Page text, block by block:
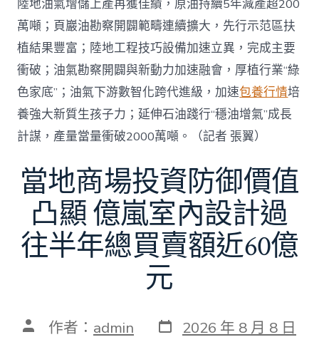
陸地油氣增儲上產再獲佳績，原油持續5年減產超200
萬噸；頁巖油勘察開闢範疇連續擴大，先行示范區扶
植結果豐富；陸地工程技巧設備加速立異，完成主要
衝破；油氣勘察開闢與新動力加速融會，厚植行業“綠
色家底”；油氣下游數智化跨代進級，加速包養行情培
養強大新質生孩子力；延伸石油踐行“穩油增氣”成長
計謀，產量當量衝破2000萬噸。（記者 張翼）
當地商場投資防御價值
凸顯 億嵐室內設計過
往半年總買賣額近60億
元
文 作者： admin 發 2026 年 8 月 8 日